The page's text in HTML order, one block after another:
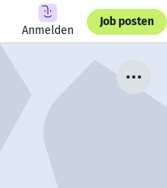
Anmelden
Job posten